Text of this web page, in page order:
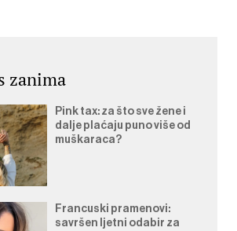
zanima
Pink tax: za što sve žene i
dalje plaćaju puno više od
muškaraca?
Francuski pramenovi:
savršen ljetni odabir za